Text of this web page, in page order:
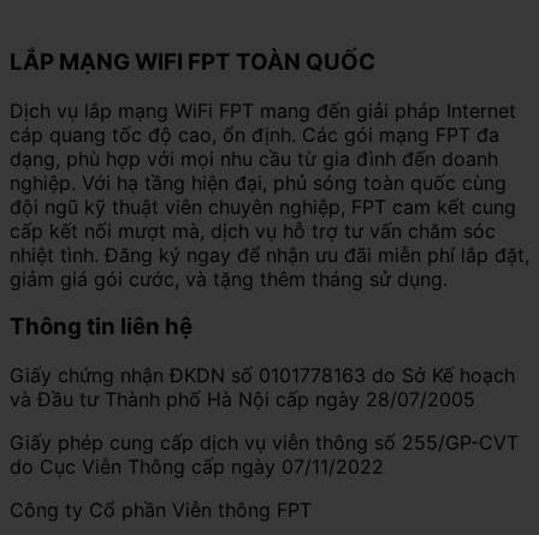
LẮP MẠNG WIFI FPT TOÀN QUỐC
Dịch vụ lắp mạng WiFi FPT mang đến giải pháp Internet
cáp quang tốc độ cao, ổn định. Các gói mạng FPT đa
dạng, phù hợp với mọi nhu cầu từ gia đình đến doanh
nghiệp. Với hạ tầng hiện đại, phủ sóng toàn quốc cùng
đội ngũ kỹ thuật viên chuyên nghiệp, FPT cam kết cung
cấp kết nối mượt mà, dịch vụ hỗ trợ tư vấn chăm sóc
nhiệt tình. Đăng ký ngay để nhận ưu đãi miễn phí lắp đặt,
giảm giá gói cước, và tặng thêm tháng sử dụng.
Thông tin liên hệ
Giấy chứng nhận ĐKDN số 0101778163 do Sở Kế hoạch
và Đầu tư Thành phố Hà Nội cấp ngày 28/07/2005
Giấy phép cung cấp dịch vụ viễn thông số 255/GP-CVT
do Cục Viễn Thông cấp ngày 07/11/2022
Công ty Cổ phần Viễn thông FPT